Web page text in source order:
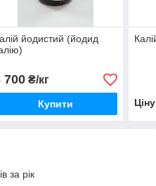
йодистий (йодид
700₴/кг
Купити
за рік